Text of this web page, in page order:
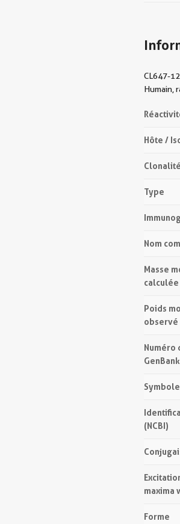
CL647-
Humain,
Hôte /
Clonalité
Type
Nom
Masse
calculée
Poids
observé
Numéro
GenBank
(NCBI)
maxima
Forme